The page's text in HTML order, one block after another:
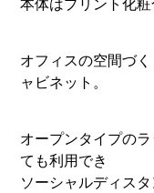
本体はプリント化粧
オフィスの空間づ
ャビネット。
オープンタイプの
ても利用でき
ソーシャルディス